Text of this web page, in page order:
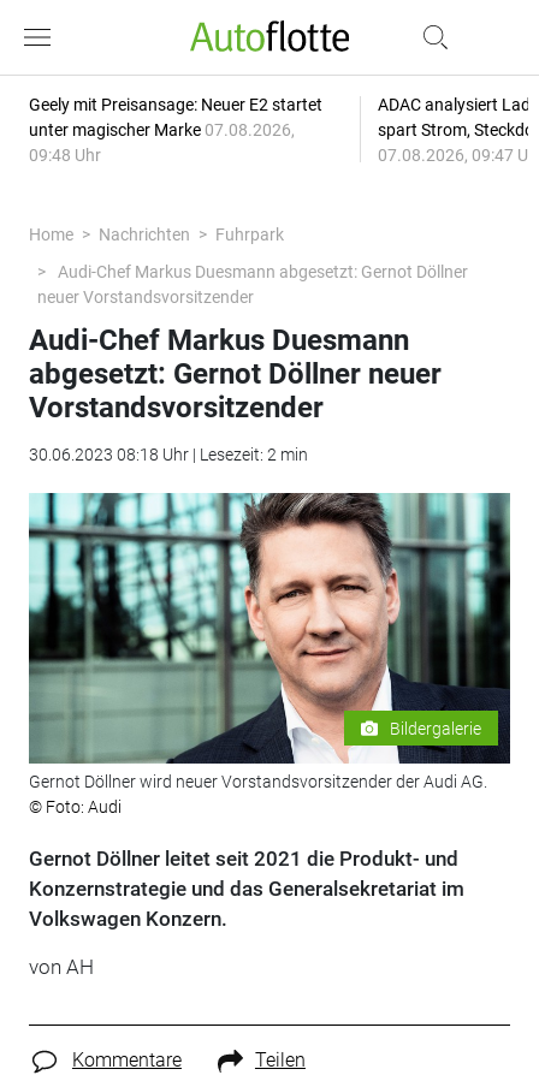
Geely mit Preisansage: Neuer E2 startet
unter magischer Marke 07.08.2026,
09:48 Uhr
ADAC analysiert
spart Strom,
07.08.2026, 09:47
Home Nachrichten
Fuhrpark
Audi-Chef Markus Duesmann abgesetzt: Gernot Döllner
neuer Vorstandsvorsitzender
Audi-Chef Markus Duesmann
abgesetzt: Gernot Döllner neuer
Vorstandsvorsitzender
30.06.2023 08:18 Uhr | Lesezeit: 2 min
Bildergalerie
Gernot Döllner wird neuer Vorstandsvorsitzender der Audi AG.
© Foto: Audi
Gernot Döllner leitet seit 2021 die Produkt- und
Konzernstrategie und das Generalsekretariat im
Volkswagen Konzern.
von AH
Kommentare Teilen